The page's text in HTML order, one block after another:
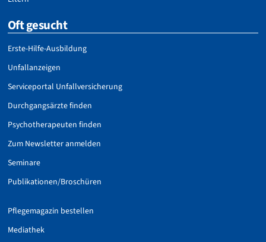
Oft gesucht
Erste-Hilfe-Ausbildung
Unfallanzeigen
Serviceportal Unfallversicherung
Durchgangsärzte finden
Psychotherapeuten finden
Zum Newsletter anmelden
Seminare
Publikationen/Broschüren
Pflegemagazin bestellen
Mediathek